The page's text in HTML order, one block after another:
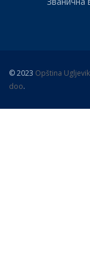
© 2023 Opština Ugljevik
doo.